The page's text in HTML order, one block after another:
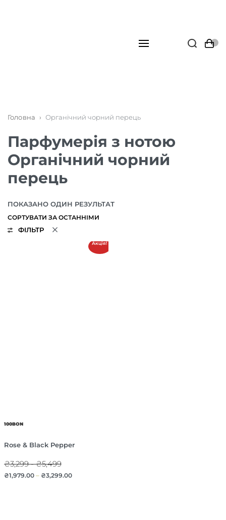
Головна › Органічний чорний перець
Парфумерія з нотою
Органічний чорний
перець
ПОКАЗАНО ОДИН РЕЗУЛЬТАТ
ФІЛЬТР
Акція!
100BON
Rose & Black Pepper
₴3,299 - ₴5,499
₴1,979.00– ₴3,299.00